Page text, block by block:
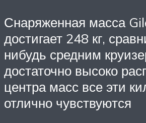
Снаряженная масса
достигает 248 кг,
нибудь средним
достаточно высоко
центра масс все эти
отлично чувствуются